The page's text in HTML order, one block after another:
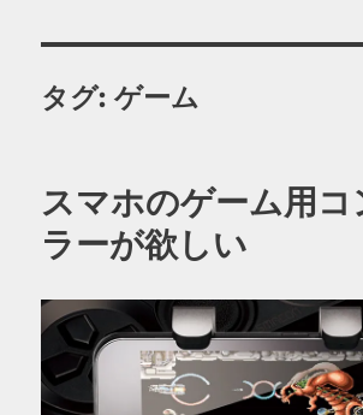
タグ:ゲーム
スマホのゲーム用コ
ラーが欲しい